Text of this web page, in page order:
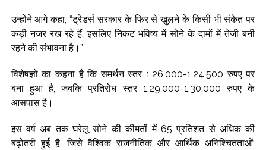
उन्होंने आगे कहा, “ट्रेडर्स सरकार के फिर से खुलने के किसी भी संकेत पर
कड़ी नजर रख रहे हैं, इसलिए निकट भविष्य में सोने के दामों में तेजी बनी
रहने की संभावना है।”
विशेषज्ञों का कहना है कि समर्थन स्तर 1,26,000-1,24,500 रुपए पर
बना हुआ है, जबकि प्रतिरोध स्तर 1,29,000-1,30,000 रुपए के
आसपास है।
इस वर्ष अब तक घरेलू सोने की कीमतों में 65 प्रतिशत से अधिक की
बढ़ोतरी हुई है, जिसे वैश्विक राजनीतिक और आर्थिक अनिश्चितताओं,